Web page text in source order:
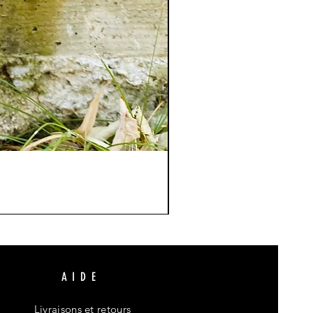
AIDE
Livraisons et retours